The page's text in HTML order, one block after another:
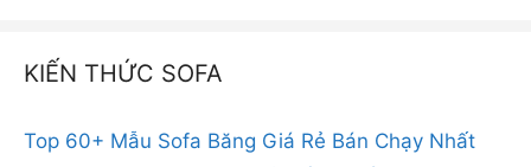
KIẾN THỨC SOFA
Top 60+ Mẫu Sofa Băng Giá Rẻ Bán Chạy Nhất